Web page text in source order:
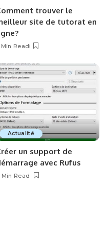
trouver le
site de tutorat en
Min Read
Actualité
un support de
avec Rufus
Min Read